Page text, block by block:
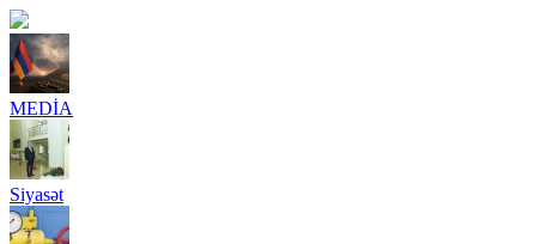
MEDİA
Siyasət